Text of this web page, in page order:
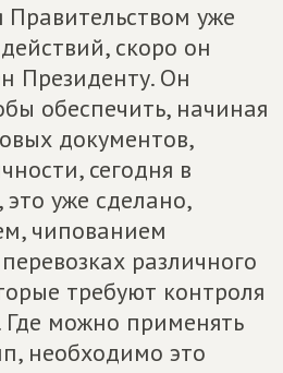
Правительством уже
скоро он
Президенту. Он
обеспечить, начиная
документов,
сегодня в
уже сделано,
чипованием
различного
требуют контроля
можно применять
необходимо это